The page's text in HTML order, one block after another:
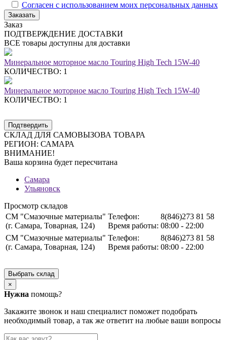
Согласен с использованием моих персональных данных
Заказать
Заказ
ПОДТВЕРЖДЕНИЕ ДОСТАВКИ
ВСЕ товары доступны для доставки
Минеральное моторное масло Touring High Tech 15W-40
КОЛИЧЕСТВО: 1
Минеральное моторное масло Touring High Tech 15W-40
КОЛИЧЕСТВО: 1
Подтвердить
СКЛАД ДЛЯ САМОВЫЗОВА ТОВАРА
РЕГИОН: САМАРА
ВНИМАНИЕ!
Ваша корзина будет пересчитана
Самара
Ульяновск
Просмотр складов
СМ "Смазочные материалы"
(г. Самара, Товарная, 124)
Телефон:
Время работы:
8(846)273 81 58
08:00 - 22:00
СМ "Смазочные материалы"
(г. Самара, Товарная, 124)
Телефон:
Время работы:
8(846)273 81 58
08:00 - 22:00
Выбрать склад
×
Нужна помощь?
Закажите звонок и наш специалист поможет подобрать
необходимый товар, а так же ответит на любые ваши вопросы